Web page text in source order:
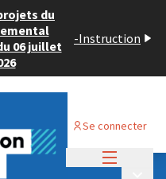
du
06 juillet
-Instruction
Se connecter